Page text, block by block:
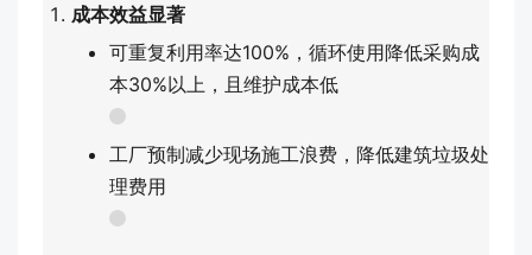
成本效益显著
可重复利用率达100%，循环使用降低采购成
本30%以上，且维护成本低
工厂预制减少现场施工浪费，降低建筑垃圾处
理费用